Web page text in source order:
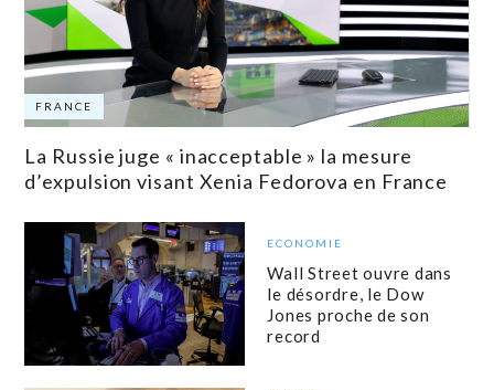
FRANCE
La Russie juge « inacceptable » la mesure
d’expulsion visant Xenia Fedorova en France
ECONOMIE
Wall Street ouvre dans
le désordre, le Dow
Jones proche de son
record